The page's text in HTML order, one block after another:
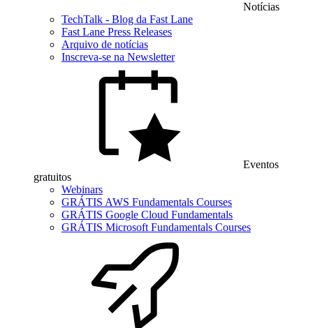
Notícias
TechTalk - Blog da Fast Lane
Fast Lane Press Releases
Arquivo de notícias
Inscreva-se na Newsletter
Eventos
gratuitos
Webinars
GRÁTIS AWS Fundamentals Courses
GRÁTIS Google Cloud Fundamentals
GRÁTIS Microsoft Fundamentals Courses